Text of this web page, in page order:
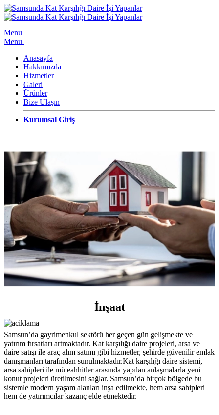
Menu
Menu
Anasayfa
Hakkımızda
Hizmetler
Galeri
Ürünler
Bize Ulaşın
Kurumsal Giriş
İnşaat
Samsun’da gayrimenkul sektörü her geçen gün gelişmekte ve
yatırım fırsatları artmaktadır. Kat karşılığı daire projeleri, arsa ve
daire satışı ile araç alım satımı gibi hizmetler, şehirde güvenilir emlak
danışmanları tarafından sunulmaktadır.Kat karşılığı daire sistemi,
arsa sahipleri ile müteahhitler arasında yapılan anlaşmalarla yeni
konut projeleri üretilmesini sağlar. Samsun’da birçok bölgede bu
sistemle modern yaşam alanları inşa edilmekte, hem arsa sahipleri
hem de yatırımcılar kazanç elde etmektedir.